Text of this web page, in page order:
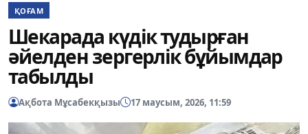
ҚОҒАМ
Шекарада күдік тудырған
әйелден зергерлік бұйымдар
табылды
Ақбота Мұсабекқызы 17 маусым, 2026, 11:59